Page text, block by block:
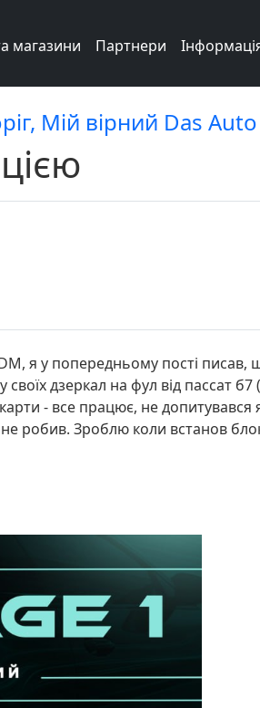
магазини Партнери
Мій вірний Das
я у попередньому пості
дзеркал на фул від пассат б7
- все працює, не допитувався
робив. Зроблю коли встанов